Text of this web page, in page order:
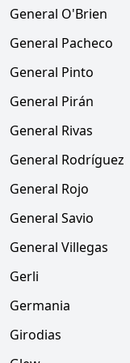
General O'Brien
General Pacheco
General Pinto
General Pirán
General Rivas
General Rodríguez
General Rojo
General Savio
General Villegas
Gerli
Germania
Girodias